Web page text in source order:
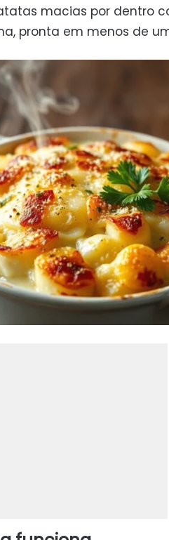
macias por dentro
pronta em menos de